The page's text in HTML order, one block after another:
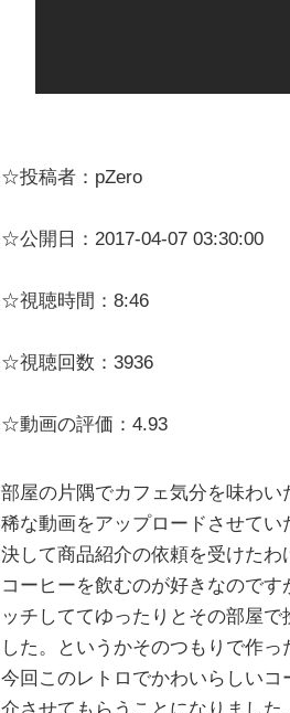
☆投稿者：pZero
☆公開日：2017-04-07 03:30:00
☆視聴時間：8:46
☆視聴回数：3936
☆動画の評価：4.93
部屋の片隅でカフェ気分を味わ
稀な動画をアップロードさせてい
決して商品紹介の依頼を受けたわ
コーヒーを飲むのが好きなので
ッチしててゆったりとその部屋
した。というかそのつもりで作っ
今回このレトロでかわいらしい